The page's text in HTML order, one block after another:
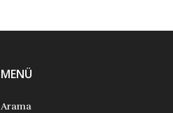
MENÜ
Arama